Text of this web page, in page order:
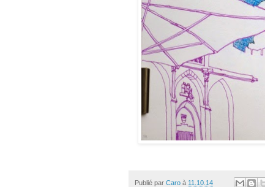
Publié par Caro à 11.10.14